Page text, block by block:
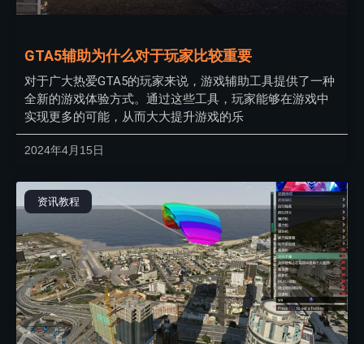
GTA5辅助为什么对于玩家比较重要
对于广大热爱GTA5的玩家来说，游戏辅助工具提供了一种
全新的游戏体验方式。通过这些工具，玩家能够在游戏中
实现更多的可能，从而大大提升游戏的乐
2024年4月15日
资讯教程